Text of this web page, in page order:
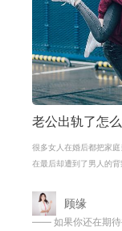
老公出轨了怎
很多女人在婚后都把家
在最后却遭到了男人的
顾缘
—— 如果你还在期待